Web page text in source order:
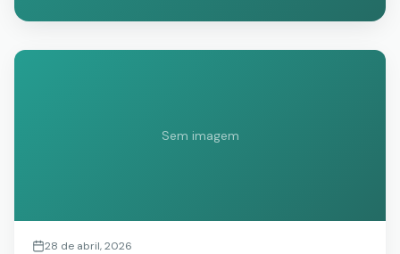
Sem imagem
28 de abril, 2026